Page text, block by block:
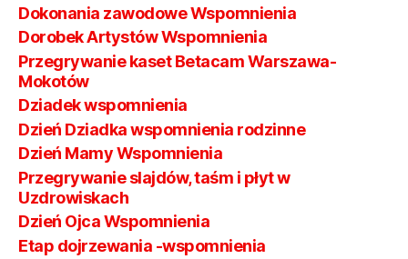
Dokonania zawodowe Wspomnienia
Dorobek Artystów Wspomnienia
Przegrywanie kaset Betacam Warszawa-
Mokotów
Dziadek wspomnienia
Dzień Dziadka wspomnienia rodzinne
Dzień Mamy Wspomnienia
Przegrywanie slajdów, taśm i płyt w
Uzdrowiskach
Dzień Ojca Wspomnienia
Etap dojrzewania -wspomnienia